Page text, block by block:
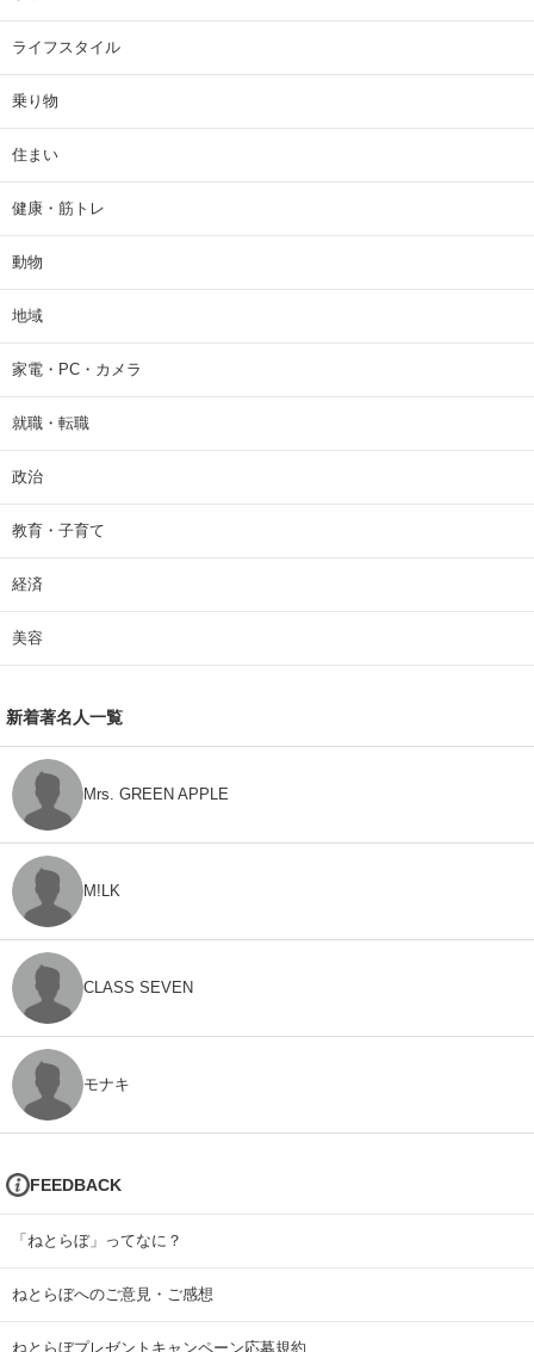
ライフスタイル
乗り物
住まい
健康・筋トレ
動物
地域
家電・PC・カメラ
就職・転職
政治
教育・子育て
経済
美容
新着著名人一覧
Mrs. GREEN APPLE
M!LK
CLASS SEVEN
モナキ
FEEDBACK
「ねとらぼ」ってなに？
ねとらぼへのご意見・ご感想
ねとらぼプレゼントキャンペーン応募規約